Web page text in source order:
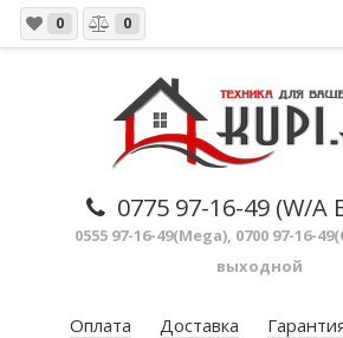
0 0
0775 97-16-49 (W/A
0555 97-16-49(Mega), 0700 97-16-
выходной
Оплата Доставка